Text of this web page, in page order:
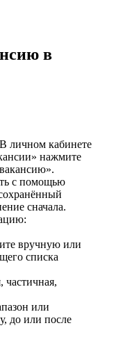
в
личном кабинете
нажмите
с помощью
сначала.
вручную или
списка
частичная,
или
до или после